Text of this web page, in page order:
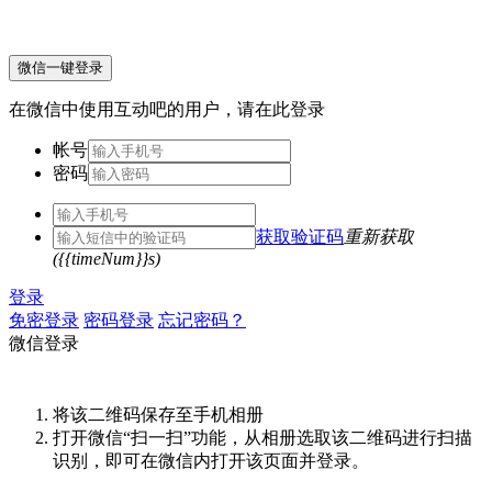
微信一键登录
在微信中使用互动吧的用户，请在此登录
帐号
密码
获取验证码重新获取
({{timeNum}}s)
登录
免密登录 密码登录 忘记密码？
微信登录
将该二维码保存至手机相册
打开微信“扫一扫”功能，从相册选取该二维码进行扫描
识别，即可在微信内打开该页面并登录。